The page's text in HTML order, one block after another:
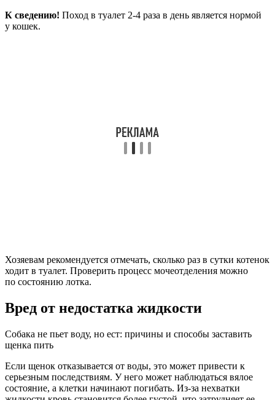
К сведению! Поход в туалет 2-4 раза в день является нормой
у кошек.
Хозяевам рекомендуется отмечать, сколько раз в сутки котенок
ходит в туалет. Проверить процесс мочеотделения можно
по состоянию лотка.
Вред от недостатка жидкости
Собака не пьет воду, но ест: причины и способы заставить
щенка пить
Если щенок отказывается от воды, это может привести к
серьезным последствиям. У него может наблюдаться вялое
состояние, а клетки начинают погибать. Из-за нехватки